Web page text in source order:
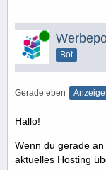
Online
Bot
Gerade eben Anzeige
Hallo!
Wenn du gerade
aktuelles Hosting